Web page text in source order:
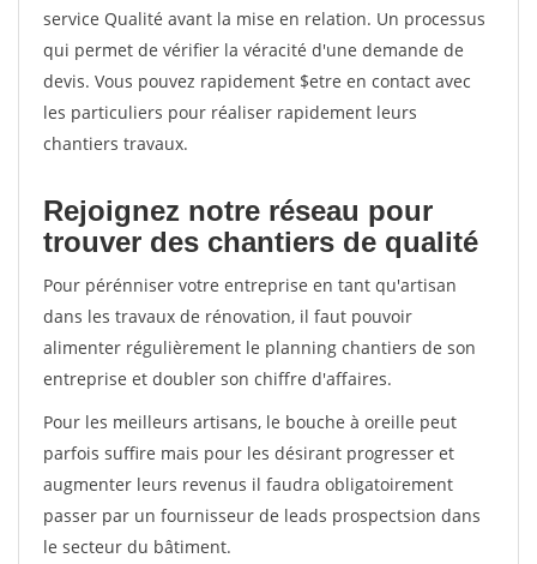
service Qualité avant la mise en relation. Un processus
qui permet de vérifier la véracité d'une demande de
devis. Vous pouvez rapidement $etre en contact avec
les particuliers pour réaliser rapidement leurs
chantiers travaux.
Rejoignez notre réseau pour
trouver des chantiers de qualité
Pour pérénniser votre entreprise en tant qu'artisan
dans les travaux de rénovation, il faut pouvoir
alimenter régulièrement le planning chantiers de son
entreprise et doubler son chiffre d'affaires.
Pour les meilleurs artisans, le bouche à oreille peut
parfois suffire mais pour les désirant progresser et
augmenter leurs revenus il faudra obligatoirement
passer par un fournisseur de leads prospectsion dans
le secteur du bâtiment.